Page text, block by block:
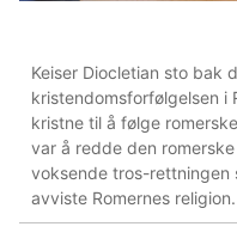
Keiser Diocletian sto bak
kristendomsforfølgelsen i
kristne til å følge
var å redde den
voksende tros-rettningen
avviste Romernes religion.